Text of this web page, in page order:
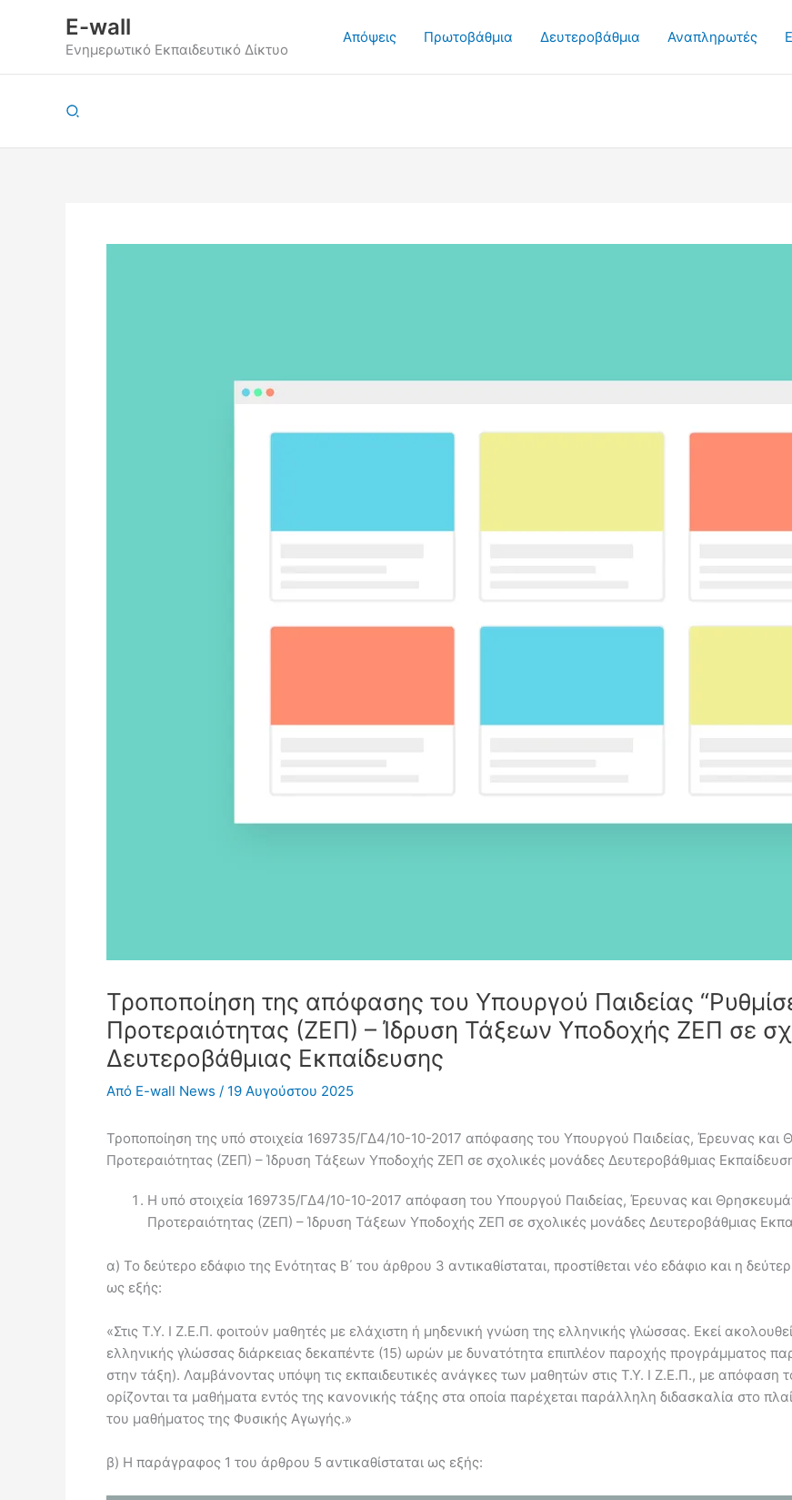
περιεχόμενο
E-wall
Ενημερωτικό Εκπαιδευτικό Δίκτυο
Απόψεις Πρωτοβάθμια Δευτεροβάθμια Αναπληρωτές
Αναζήτηση
Τροποποίηση της απόφασης του Υπουργού Παιδείας
Προτεραιότητας (ΖΕΠ) – Ίδρυση Τάξεων Υποδοχής ΖΕΠ σε
Δευτεροβάθμιας Εκπαίδευσης
Από E-wall News / 19 Αυγούστου 2025
Τροποποίηση της υπό στοιχεία 169735/ΓΔ4/10-10-2017 απόφασης του Υπουργού Παιδείας, Έρευνας και
Προτεραιότητας (ΖΕΠ) – Ίδρυση Τάξεων Υποδοχής ΖΕΠ σε σχολικές μονάδες Δευτεροβάθμιας
Η υπό στοιχεία 169735/ΓΔ4/10-10-2017 απόφαση του Υπουργού Παιδείας, Έρευνας και
Προτεραιότητας (ΖΕΠ) – Ίδρυση Τάξεων Υποδοχής ΖΕΠ σε σχολικές μονάδες Δευτεροβάθμιας
α) Το δεύτερο εδάφιο της Ενότητας Β΄ του άρθρου 3 αντικαθίσταται, προστίθεται νέο εδάφιο και η
ως εξής:
«Στις Τ.Υ. Ι Ζ.Ε.Π. φοιτούν μαθητές με ελάχιστη ή μηδενική γνώση της ελληνικής γλώσσας. Εκεί
ελληνικής γλώσσας διάρκειας δεκαπέντε (15) ωρών με δυνατότητα επιπλέον παροχής προγράμματος
στην τάξη). Λαμβάνοντας υπόψη τις εκπαιδευτικές ανάγκες των μαθητών στις Τ.Υ. Ι Ζ.Ε.Π., με
ορίζονται τα μαθήματα εντός της κανονικής τάξης στα οποία παρέχεται παράλληλη διδασκαλία στο
του μαθήματος της Φυσικής Αγωγής.»
β) Η παράγραφος 1 του άρθρου 5 αντικαθίσταται ως εξής: